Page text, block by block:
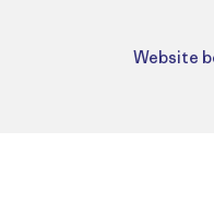
Website